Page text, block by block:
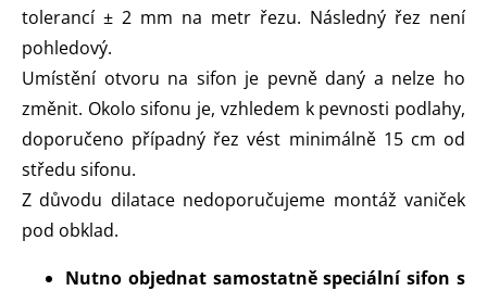
tolerancí ± 2 mm na metr řezu. Následný řez není
pohledový.
Umístění otvoru na sifon je pevně daný a nelze ho
změnit. Okolo sifonu je, vzhledem k pevnosti podlahy,
doporučeno případný řez vést minimálně 15 cm od
středu sifonu.
Z důvodu dilatace nedoporučujeme montáž vaniček
pod obklad.
Nutno objednat samostatně speciální sifon s